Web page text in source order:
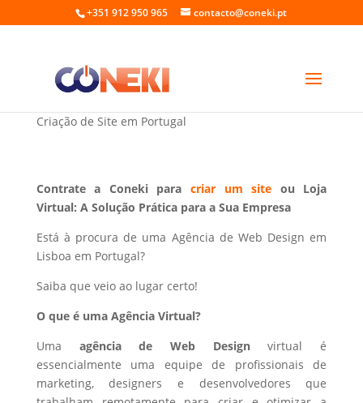
+351 912 950 965 contacto@coneki.pt
Web Design em Lisboa Portugal
Criação de Site em Portugal
Contrate a Coneki para criar um site ou Loja
Virtual: A Solução Prática para a Sua Empresa
Está à procura de uma Agência de Web Design em
Lisboa em Portugal?
Saiba que veio ao lugar certo!
O que é uma Agência Virtual?
Uma agência de Web Designvirtual é
essencialmente uma equipe de profissionais de
marketing, designers e desenvolvedores que